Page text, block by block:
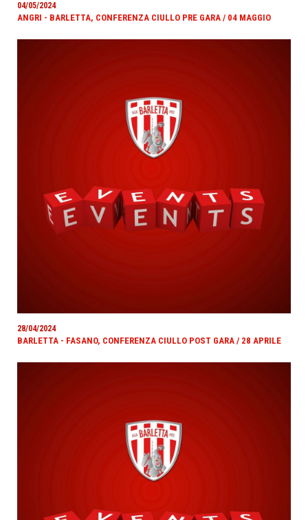
04/05/2024
ANGRI - BARLETTA, CONFERENZA CIULLO PRE GARA / 04 MAGGIO
28/04/2024
BARLETTA - FASANO, CONFERENZA CIULLO POST GARA / 28 APRILE